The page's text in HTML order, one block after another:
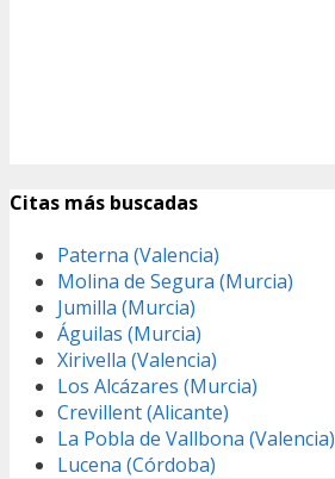
Citas más buscadas
Paterna (Valencia)
Molina de Segura (Murcia)
Jumilla (Murcia)
Águilas (Murcia)
Xirivella (Valencia)
Los Alcázares (Murcia)
Crevillent (Alicante)
La Pobla de Vallbona (Valencia)
Lucena (Córdoba)